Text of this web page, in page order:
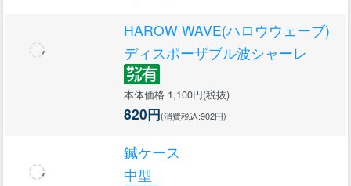
HAROW WAVE(ハロウウェーブ)
ディスポーザブル波シャーレ
本体価格 1,100円(税抜)
820円(消費税込:902円)
鍼ケース
中型